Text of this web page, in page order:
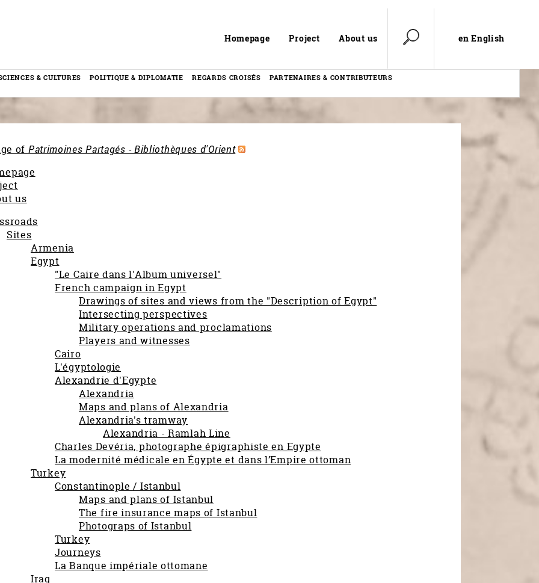
Homepage Project About us en English
& CULTURES POLITIQUE & DIPLOMATIE REGARDS CROISÉS PARTENAIRES & CONTRIBUTEURS
of Patrimoines Partagés - Bibliothèques d'Orient
us
Sites
Armenia
Egypt
"Le Caire dans l'Album universel"
French campaign in Egypt
Drawings of sites and views from the "Description of Egypt"
Intersecting perspectives
Military operations and proclamations
Players and witnesses
Cairo
L'égyptologie
Alexandrie d'Egypte
Alexandria
Maps and plans of Alexandria
Alexandria's tramway
Alexandria - Ramlah Line
Charles Devéria, photographe épigraphiste en Egypte
La modernité médicale en Égypte et dans l’Empire ottoman
Turkey
Constantinople / Istanbul
Maps and plans of Istanbul
The fire insurance maps of Istanbul
Photograps of Istanbul
Turkey
Journeys
La Banque impériale ottomane
Iraq